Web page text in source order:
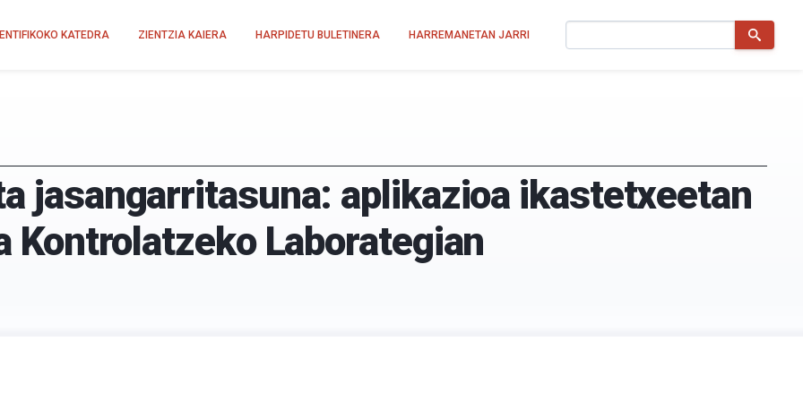
KATEDRA ZIENTZIA KAIERA HARPIDETU BULETINERA HARREMANETAN JARRI
jasangarritasuna: aplikazioa ikastetxeetan
Kontrolatzeko Laborategian